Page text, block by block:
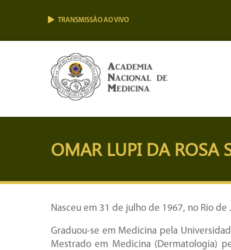
TRANSMISSÃO AO VIVO
OMAR LUPI DA ROSA
Nasceu em 31 de julho de 1967, no Rio de
Graduou-se em Medicina pela
Mestrado em Medicina (Dermatologia)